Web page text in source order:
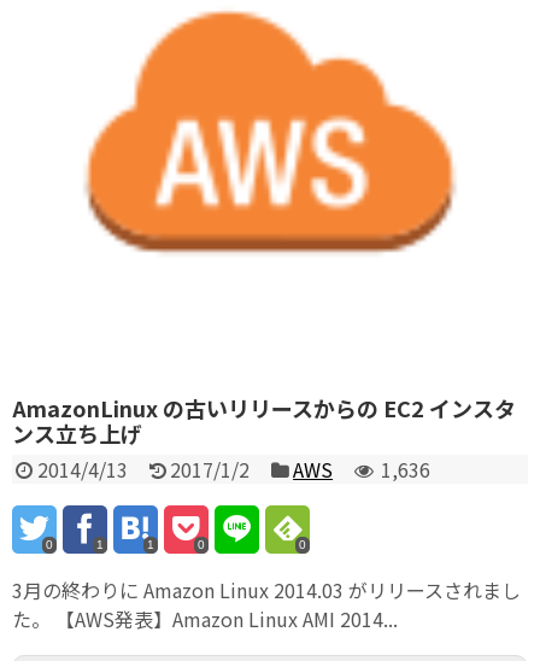
AmazonLinux の古いリリースからの EC2 インスタ
ンス立ち上げ
2014/4/13 2017/1/2 AWS 1,636
0 1 1 0 0
3月の終わりに Amazon Linux 2014.03 がリリースされまし
た。 【AWS発表】Amazon Linux AMI 2014...